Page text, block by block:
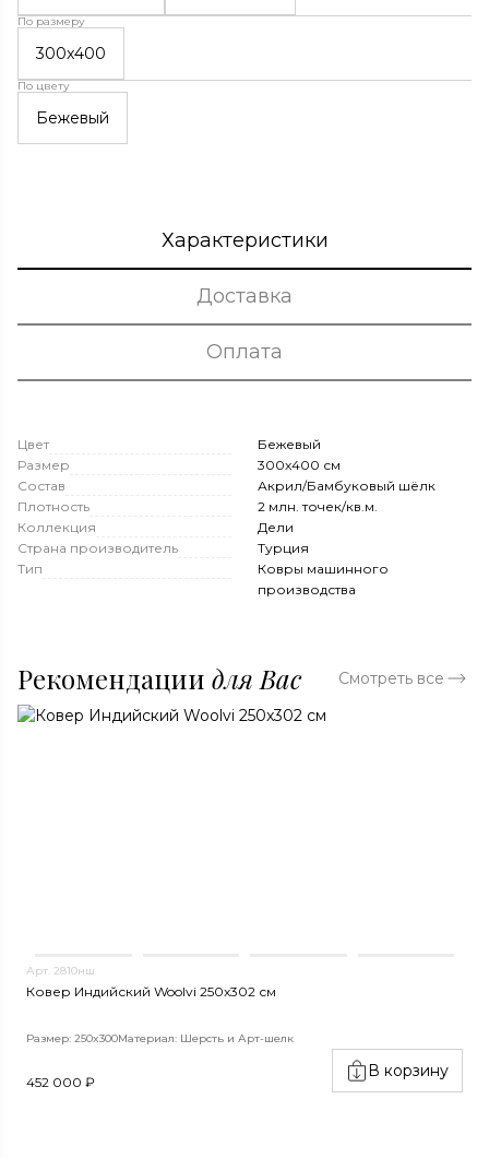
По размеру
300x400
По цвету
Бежевый
Характеристики
Доставка
Оплата
Цвет
Бежевый
Размер
300x400 см
Состав
Акрил/Бамбуковый шёлк
Плотность
2 млн. точек/кв.м.
Коллекция
Дели
Страна производитель
Турция
Тип
Ковры машинного
производства
Рекомендации для Вас Смотреть все
Арт. 2810нш
Ковер Индийский Woolvi 250x302 см
Размер: 250x300Материал: Шерсть и Арт-шелк
452 000 ₽
В корзину